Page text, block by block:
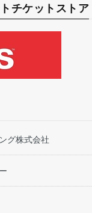
チケットストア
グ株式会社